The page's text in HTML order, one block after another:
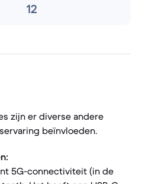
12
zijn er diverse andere
beïnvloeden.
5G-connectiviteit (in de